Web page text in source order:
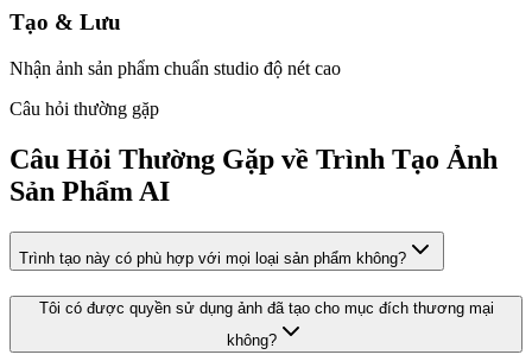
Tạo & Lưu
Nhận ảnh sản phẩm chuẩn studio độ nét cao
Câu hỏi thường gặp
Câu Hỏi Thường Gặp về Trình Tạo Ảnh
Sản Phẩm AI
Trình tạo này có phù hợp với mọi loại sản phẩm không?
Tôi có được quyền sử dụng ảnh đã tạo cho mục đích thương mại
không?